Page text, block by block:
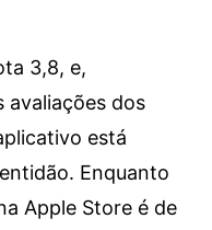
3,8, e,
avaliações dos
está
Enquanto
Apple Store é de